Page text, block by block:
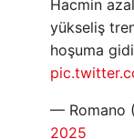
Hacmin
yükseliş
hoşuma
— Romano
2025